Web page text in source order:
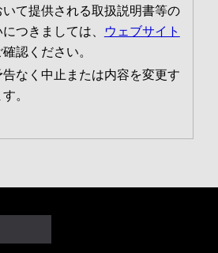
て提供される取扱説明書等の
つきましては、
ウェブサイト
認ください。
なく中止または内容を変更す
。